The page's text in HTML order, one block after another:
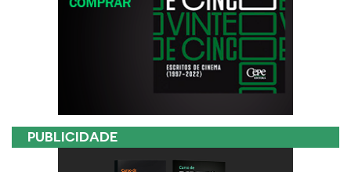
PUBLICIDADE